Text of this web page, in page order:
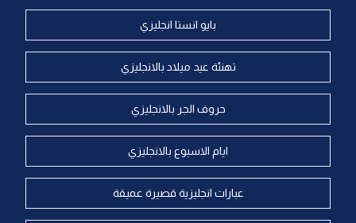
بايو انستا انجليزي
تهنئة عيد ميلاد بالانجليزي
حروف الجر بالانجليزي
ايام الاسبوع بالانجليزي
عبارات انجليزية قصيرة عميقة